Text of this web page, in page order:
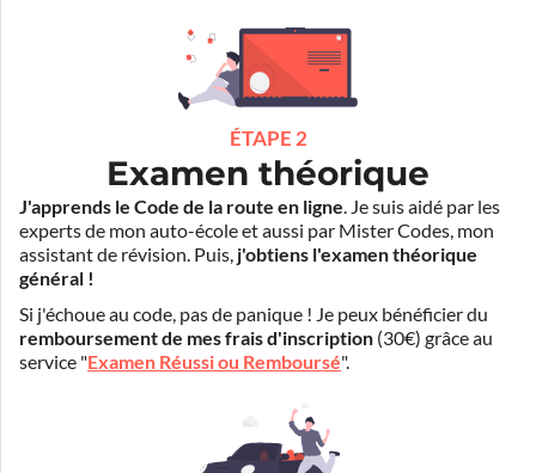
ÉTAPE 2
Examen théorique
J'apprends le Code de la route en ligne. Je suis aidé par les
experts de mon auto-école et aussi par Mister Codes, mon
assistant de révision. Puis, j'obtiens l'examen théorique
général !
Si j'échoue au code, pas de panique ! Je peux bénéficier du
remboursement de mes frais d'inscription (30€) grâce au
service "Examen Réussi ou Remboursé".